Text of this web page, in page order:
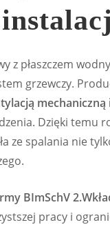
z płaszczem
grzewczy.
mechaniczną
Dzięki temu
ze spalania nie
BImSchV
pracy i